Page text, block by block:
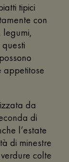
tipici
con
legumi,
appetitose
da
di
l’estate
di minestre
colte